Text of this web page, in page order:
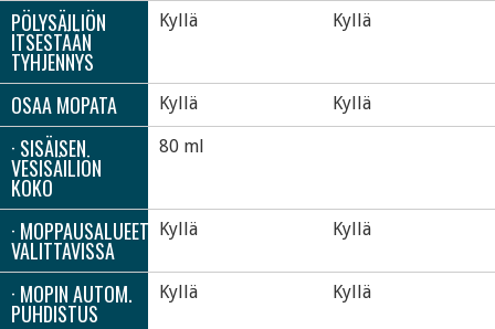
PÖLYSÄILIÖN
ITSESTÄÄN
TYHJENNYS
Kyllä Kyllä
OSAA MOPATA Kyllä Kyllä
· SISÄISEN
VESISÄILIÖN
KOKO
80 ml
· MOPPAUSALUEET
VALITTAVISSA
Kyllä Kyllä
· MOPIN AUTOM.
PUHDISTUS
Kyllä Kyllä